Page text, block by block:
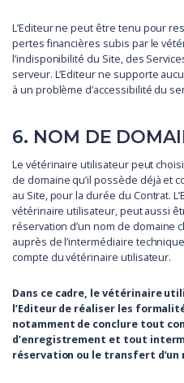
L’Editeur ne peut être tenu pour
pertes financières subis par le
l’indisponibilité du Site, des
serveur. L’Editeur ne supporte
à un problème d’accessibilité du
6. NOM DE
Le vétérinaire utilisateur peut
de domaine qu’il possède déjà et
au Site, pour la durée du Contrat.
vétérinaire utilisateur, peut aussi
réservation d’un nom de domaine
auprès de l’intermédiaire
compte du vétérinaire utilisateur.
Dans ce cadre, le vétérinaire
l’Editeur de réaliser les
notamment de conclure tout
d’enregistrement et tout
réservation ou le transfert d’un